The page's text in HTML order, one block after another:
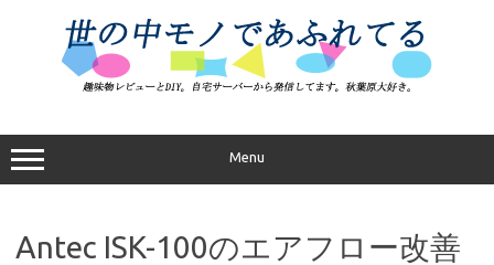
プ
Menu
Antec ISK-100のエアフロー改善